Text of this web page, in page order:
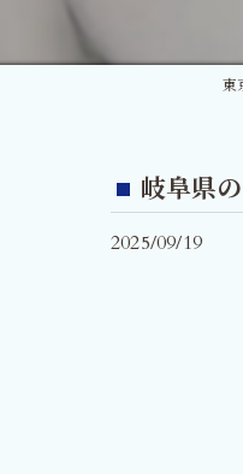
東
岐阜県
2025/09/19